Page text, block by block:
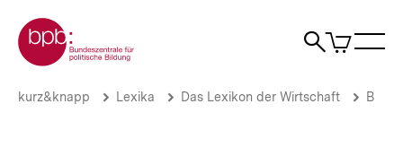
zum
Seiteninhalt
springen
Zur Startseite der bpb
Suche
Artikel
im
Beratungs-
Brotkrümelnavigation
Pfadnavigation
kurz&knapp Lexika Das Lexikon der Wirtschaft B